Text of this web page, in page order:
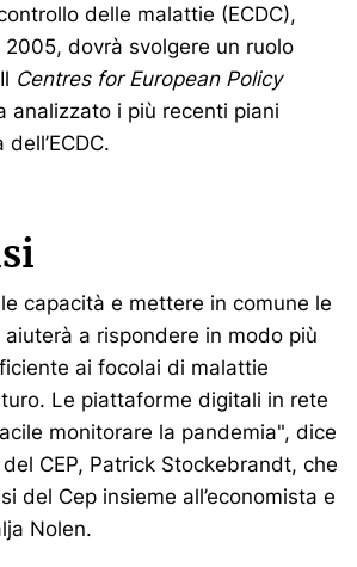
delle malattie (ECDC),
dovrà svolgere un ruolo
Centres for European Policy
analizzato i più recenti piani
capacità e mettere in comune le
a rispondere in modo più
ai focolai di malattie
Le piattaforme digitali in rete
monitorare la pandemia", dice
CEP, Patrick Stockebrandt, che
del Cep insieme all’economista e
Nolen.